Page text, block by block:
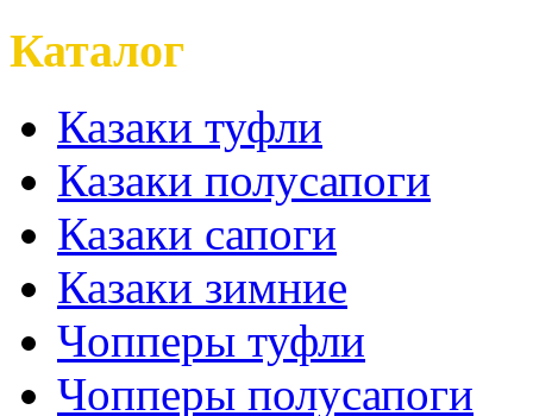
Каталог
Казаки туфли
Казаки полусапоги
Казаки сапоги
Казаки зимние
Чопперы туфли
Чопперы полусапоги